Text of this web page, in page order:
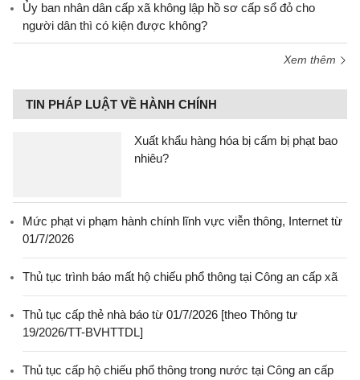
Ủy ban nhân dân cấp xã không lập hồ sơ cấp sổ đỏ cho
người dân thì có kiện được không?
Xem thêm
TIN PHÁP LUẬT VỀ HÀNH CHÍNH
Xuất khẩu hàng hóa bị cấm bị phạt bao
nhiêu?
Mức phạt vi phạm hành chính lĩnh vực viễn thông, Internet từ
01/7/2026
Thủ tục trình báo mất hộ chiếu phổ thông tại Công an cấp xã
Thủ tục cấp thẻ nhà báo từ 01/7/2026 [theo Thông tư
19/2026/TT-BVHTTDL]
Thủ tục cấp hộ chiếu phổ thông trong nước tại Công an cấp